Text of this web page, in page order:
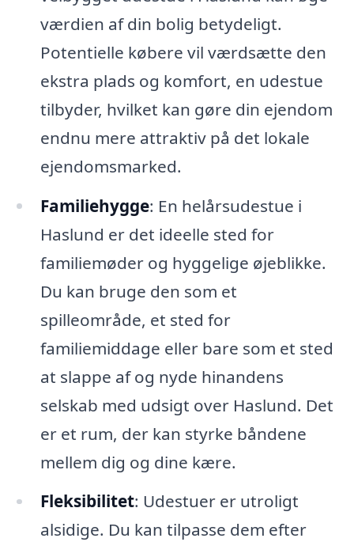
værdien af din bolig betydeligt.
Potentielle købere vil værdsætte den
ekstra plads og komfort, en udestue
tilbyder, hvilket kan gøre din ejendom
endnu mere attraktiv på det lokale
ejendomsmarked.
Familiehygge: En helårsudestue i
Haslund er det ideelle sted for
familiemøder og hyggelige øjeblikke.
Du kan bruge den som et
spilleområde, et sted for
familiemiddage eller bare som et sted
at slappe af og nyde hinandens
selskab med udsigt over Haslund. Det
er et rum, der kan styrke båndene
mellem dig og dine kære.
Fleksibilitet: Udestuer er utroligt
alsidige. Du kan tilpasse dem efter